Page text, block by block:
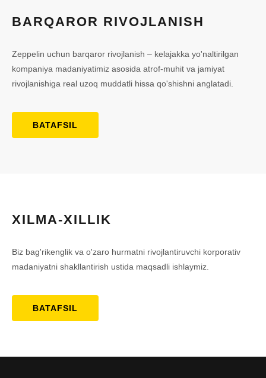
BARQAROR RIVOJLANISH
Zeppelin uchun barqaror rivojlanish – kelajakka yo'naltirilgan
kompaniya madaniyatimiz asosida atrof-muhit va jamiyat
rivojlanishiga real uzoq muddatli hissa qo'shishni anglatadi.
BATAFSIL
XILMA-XILLIK
Biz bag'rikenglik va o'zaro hurmatni rivojlantiruvchi korporativ
madaniyatni shakllantirish ustida maqsadli ishlaymiz.
BATAFSIL